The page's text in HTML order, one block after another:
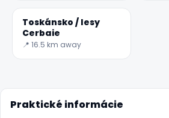
Toskánsko / lesy
Cerbaie
📍 16.5 km away
Praktické informácie